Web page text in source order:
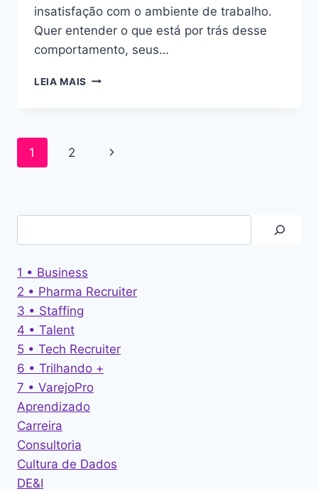
insatisfação com o ambiente de trabalho.
Quer entender o que está por trás desse
comportamento, seus…
LEIA MAIS
1 2
1 • Business
2 • Pharma Recruiter
3 • Staffing
4 • Talent
5 • Tech Recruiter
6 • Trilhando +
7 • VarejoPro
Aprendizado
Carreira
Consultoria
Cultura de Dados
DE&I